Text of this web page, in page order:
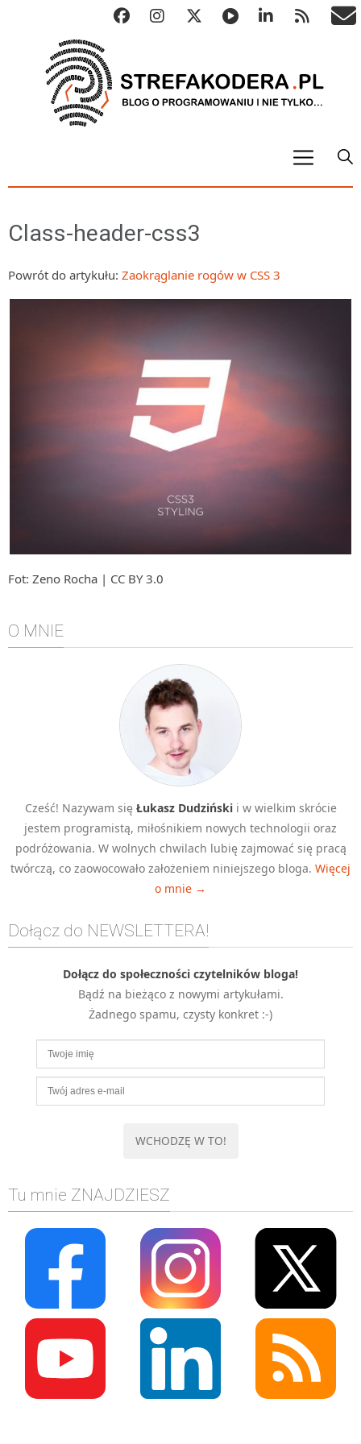
ALGO
Metody numeryczne
Algorytmy sortowania
Algorytmy konwersji
Algorytmy wyszukiwania
Inne
DEV
C++
Elementarz Java
Pascal
.htaccess
HTML 5
PHP
WordPress
MOBILE
Android
KONTROLA WERSJI
Git
BAZY
SQL
SIECI
EXCEL
WYDARZENIA
BIZNES
PO GODZINACH
Class-header-css3
Powrót do artykułu: Zaokrąglanie rogów w CSS 3
Fot: Zeno Rocha | CC BY 3.0
O MNIE
Cześć! Nazywam się Łukasz Dudzińskii w wielkim skrócie
jestem programistą, miłośnikiem nowych technologii oraz
podróżowania. W wolnych chwilach lubię zajmować się pracą
twórczą, co zaowocowało założeniem niniejszego bloga. Więcej
o mnie →
Dołącz do NEWSLETTERA!
Dołącz do społeczności czytelników bloga!
Bądź na bieżąco z nowymi artykułami.
Żadnego spamu, czysty konkret :-)
Tu mnie ZNAJDZIESZ